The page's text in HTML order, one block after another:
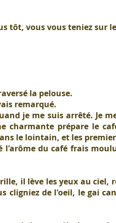
tôt, vous vous teniez sur
la pelouse.
remarqué.
je me suis arrêté. Je
charmante prépare le
le lointain, et les
du café frais
il lève les yeux au ciel,
cligniez de l'oeil, le gai